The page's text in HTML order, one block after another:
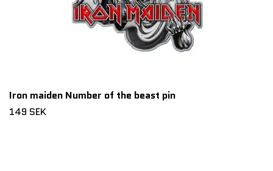
Iron maiden Number of the beast pin
149 SEK